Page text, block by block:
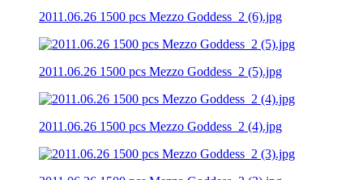
2011.06.26 1500 pcs Mezzo Goddess_2 (6).jpg
2011.06.26 1500 pcs Mezzo Goddess_2 (5).jpg
2011.06.26 1500 pcs Mezzo Goddess_2 (4).jpg